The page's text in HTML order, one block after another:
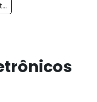
Descarte De Pc